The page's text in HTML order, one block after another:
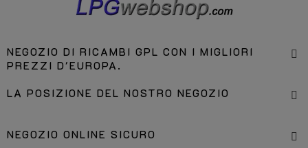
NEGOZIO DI RICAMBI GPL CON I MIGLIORI
PREZZI D'EUROPA.
LA POSIZIONE DEL NOSTRO NEGOZIO
NEGOZIO ONLINE SICURO